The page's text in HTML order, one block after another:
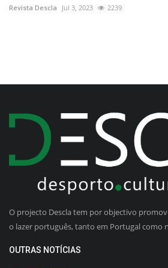
Revista Descla Jul 3, 2023 2239
O projecto Descla tem por objectivo
o lazer português, tanto em Portugal como
OUTRAS NOTÍCIAS